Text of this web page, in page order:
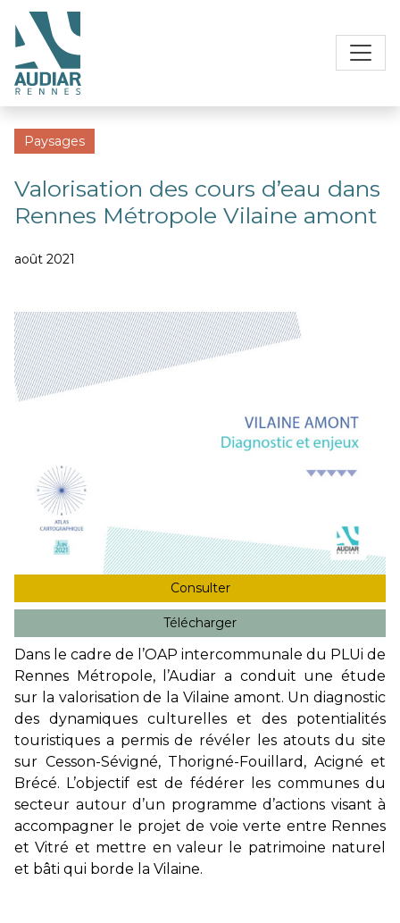
Paysages
Valorisation des cours d’eau dans
Rennes Métropole Vilaine amont
août 2021
Consulter
Télécharger
Dans le cadre de l’OAP intercommunale du PLUi de
Rennes Métropole, l’Audiar a conduit une étude
sur la valorisation de la Vilaine amont. Un diagnostic
des dynamiques culturelles et des potentialités
touristiques a permis de révéler les atouts du site
sur Cesson-Sévigné, Thorigné-Fouillard, Acigné et
Brécé. L’objectif est de fédérer les communes du
secteur autour d’un programme d’actions visant à
accompagner le projet de voie verte entre Rennes
et Vitré et mettre en valeur le patrimoine naturel
et bâti qui borde la Vilaine.